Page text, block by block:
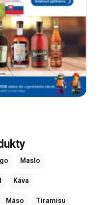
Maslo
Káva
Mäso Tiramisu